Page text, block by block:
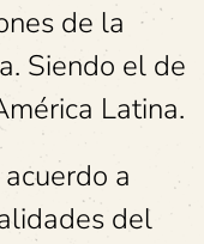
de la
Siendo el de
Latina.
a
del